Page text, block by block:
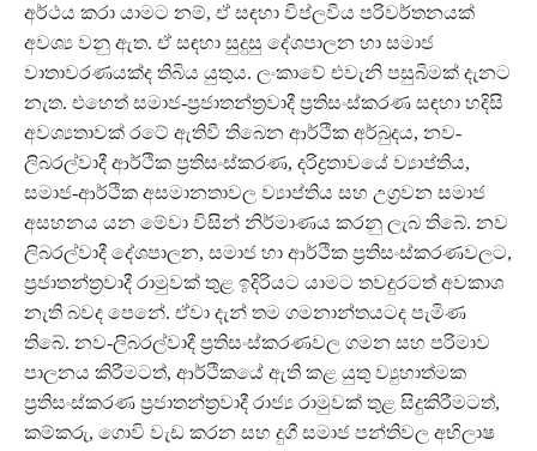
අර්ථය කරා යාමට නම්, ඒ සඳහා විප්ලවීය පරිවර්තනයක්
අවශ්‍ය වනු ඇත. ඒ සඳහා සුදුසු දේශපාලන හා සමාජ
වාතාවරණයක්ද තිබිය යුතුය. ලංකාවේ එවැනි පසුබිමක් දැනට
නැත. එහෙත් සමාජ-ප්‍රජාතන්ත්‍රවාදී ප්‍රතිසංස්කරණ සඳහා හදිසි
අවශ්‍යතාවක් රටේ ඇතිවී තිබෙන ආර්ථික අර්බුදය, නව-
ලිබරල්වාදී ආර්ථික ප්‍රතිසංස්කරණ, දරිද්‍රතාවයේ ව්‍යාප්තිය,
සමාජ-ආර්ථික අසමානතාවල ව්‍යාප්තිය සහ උග්‍රවන සමාජ
අසහනය යන මේවා විසින් නිර්මාණය කරනු ලැබ තිබේ. නව
ලිබරල්වාදී දේශපාලන, සමාජ හා ආර්ථික ප්‍රතිසංස්කරණවලට,
ප්‍රජාතන්ත්‍රවාදී රාමුවක් තුළ ඉදිරියට යාමට තවදුරටත් අවකාශ
නැති බවද පෙනේ. ඒවා දැන් තම ගමනාන්තයටද පැමිණ
තිබේ. නව-ලිබරල්වාදී ප්‍රතිසංස්කරණවල ගමන සහ පරිමාව
පාලනය කිරීමටත්, ආර්ථිකයේ ඇති කළ යුතු ව්‍යුහාත්මක
ප්‍රතිසංස්කරණ ප්‍රජාතන්ත්‍රවාදී රාජ්‍ය රාමුවක් තුළ සිදුකිරීමටත්,
කම්කරු, ගොවි වැඩ කරන සහ දුගී සමාජ පන්තිවල අභිලාෂ